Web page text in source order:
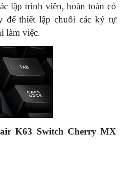
lập trình viên, hoàn toàn có
để thiết lập chuỗi các ký tự
làm việc.
K63 Switch Cherry MX